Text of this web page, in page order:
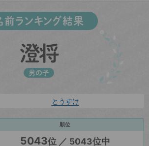
前ランキング結果
澄将
男の子
とうすけ
順位
5043位 ／ 5043位中